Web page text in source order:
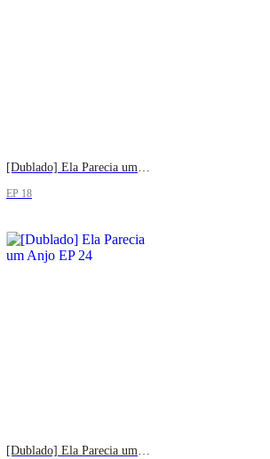
[Dublado] Ela Parecia um Anjo
EP 18
[Dublado] Ela Parecia um Anjo